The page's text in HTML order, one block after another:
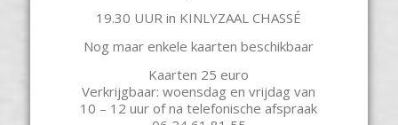
19.30 UUR in KINLYZAAL CHASSÉ
Nog maar enkele kaarten beschikbaar
Kaarten 25 euro
Verkrijgbaar: woensdag en vrijdag van
10 – 12 uur of na telefonische afspraak